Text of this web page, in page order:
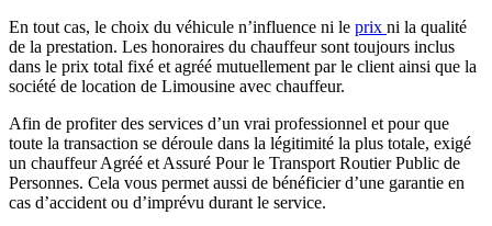
En tout cas, le choix du véhicule n’influence ni le prix ni la qualité
de la prestation. Les honoraires du chauffeur sont toujours inclus
dans le prix total fixé et agréé mutuellement par le client ainsi que la
société de location de Limousine avec chauffeur.
Afin de profiter des services d’un vrai professionnel et pour que
toute la transaction se déroule dans la légitimité la plus totale, exigé
un chauffeur Agréé et Assuré Pour le Transport Routier Public de
Personnes. Cela vous permet aussi de bénéficier d’une garantie en
cas d’accident ou d’imprévu durant le service.